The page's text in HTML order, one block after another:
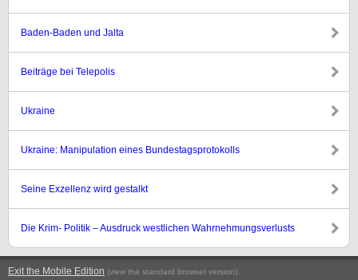
Baden-Baden und Jalta
Beiträge bei Telepolis
Ukraine
Ukraine: Manipulation eines Bundestagsprotokolls
Seine Exzellenz wird gestalkt
Die Krim- Politik – Ausdruck westlichen Wahrnehmungsverlusts
Exit the Mobile Edition (view the standard browser version).